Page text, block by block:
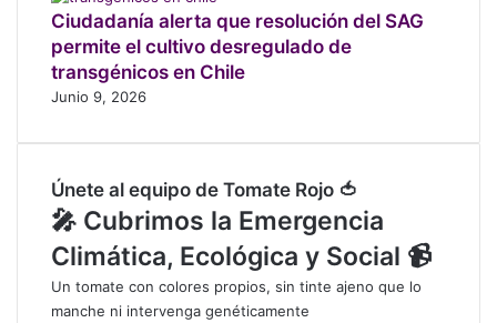
e
r
o
d
e
e
e
c
h
o
s
t
Ciudadanía alerta que resolución del SAG
permite el cultivo desregulado de
transgénicos en Chile
Junio 9, 2026
Únete al equipo de Tomate Rojo 🍅
🎤 Cubrimos la Emergencia
Climática, Ecológica y Social 📹
Un tomate con colores propios, sin tinte ajeno que lo
manche ni intervenga genéticamente